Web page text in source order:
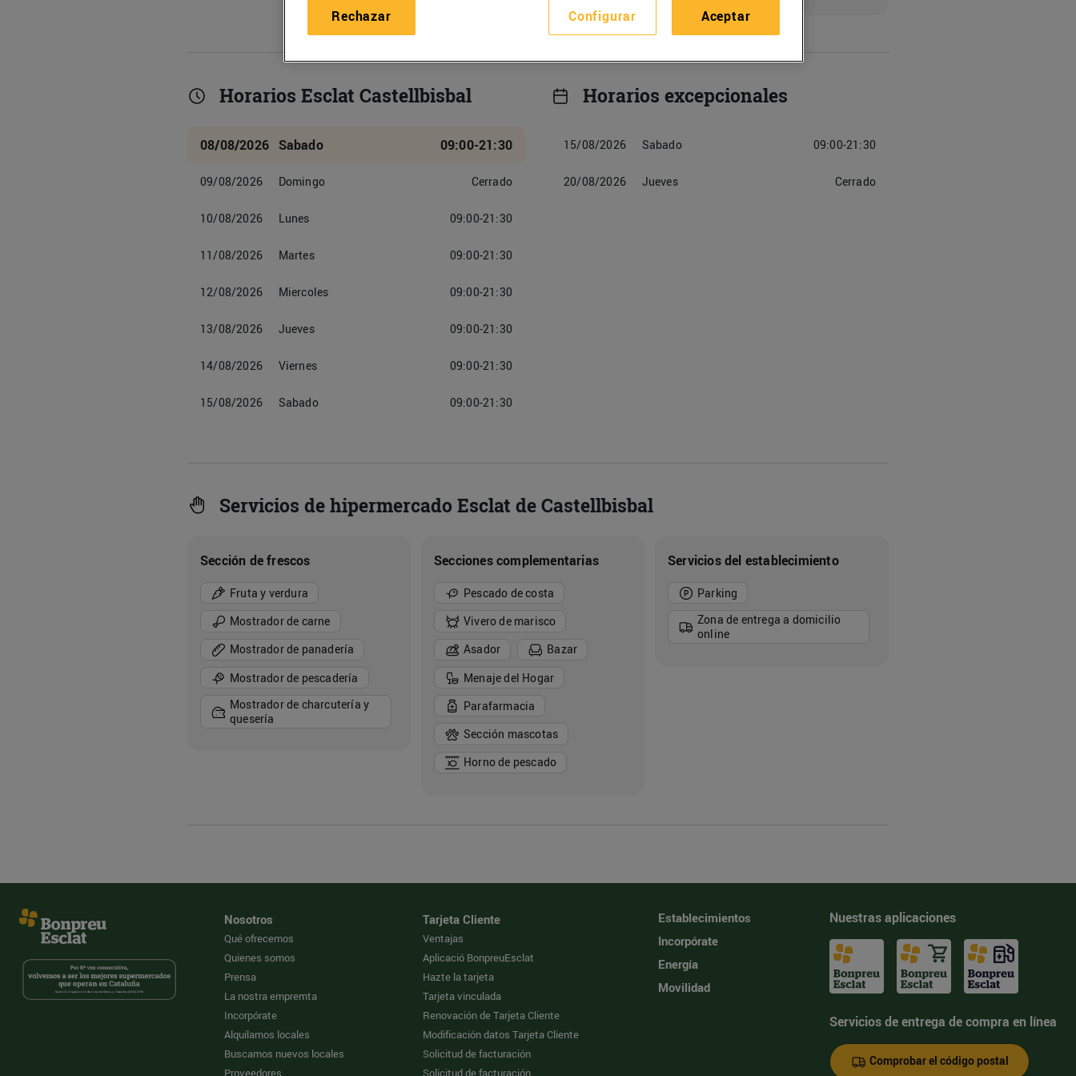
Horarios Esclat Castellbisbal
08/08/2026 Sabado 09:00-21:30
09/08/2026 Domingo Cerrado
10/08/2026 Lunes 09:00-21:30
11/08/2026 Martes 09:00-21:30
12/08/2026 Miercoles 09:00-21:30
13/08/2026 Jueves 09:00-21:30
14/08/2026 Viernes 09:00-21:30
15/08/2026 Sabado 09:00-21:30
Horarios excepcionales
15/08/2026 Sabado 09:00-21:30
20/08/2026 Jueves Cerrado
Servicios de hipermercado Esclat de Castellbisbal
Sección de frescos
Fruta y verdura
Mostrador de carne
Mostrador de panadería
Mostrador de pescadería
Mostrador de charcutería y
quesería
Secciones complementarias
Pescado de costa
Vivero de marisco
Asador
Bazar
Menaje del Hogar
Parafarmacia
Sección mascotas
Horno de pescado
Servicios del establecimiento
Parking
Zona de entrega a domicilio
online
Nosotros
Qué ofrecemos
Quienes somos
Prensa
La nostra empremta
Incorpórate
Alquilamos locales
Buscamos nuevos locales
Proveedores
Tarjeta Cliente
Ventajas
Aplicació BonpreuEsclat
Hazte la tarjeta
Tarjeta vinculada
Renovación de Tarjeta Cliente
Modificación datos Tarjeta Cliente
Solicitud de facturación
Solicitud de facturación
Establecimientos
Incorpórate
Energía
Movilidad
Nuestras aplicaciones
Servicios de entrega de compra en línea
Comprobar el código postal
Configurar
Rechazar Aceptar